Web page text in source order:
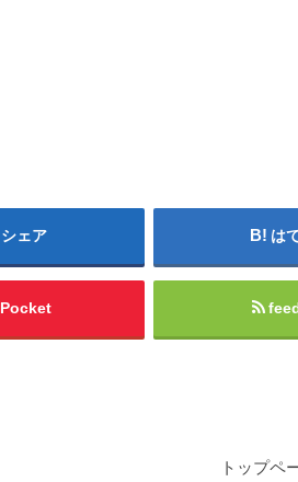
シェア は
Pocket
トップペ